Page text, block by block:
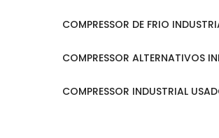
COMPRESSOR DE FRIO
COMPRESSOR ALTERNATIVOS
COMPRESSOR INDUSTRIAL